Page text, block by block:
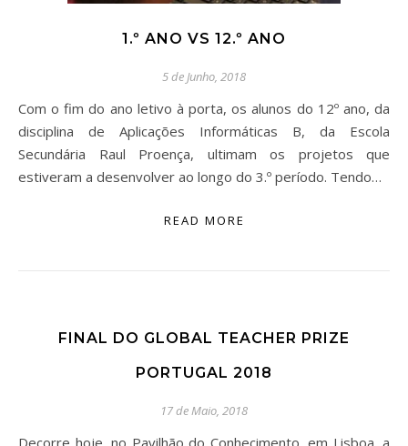
1.º ANO VS 12.º ANO
5 de Junho, 2018
Com o fim do ano letivo à porta, os alunos do 12º ano, da
disciplina de Aplicações Informáticas B, da Escola
Secundária Raul Proença, ultimam os projetos que
estiveram a desenvolver ao longo do 3.º período. Tendo…
READ MORE
FINAL DO GLOBAL TEACHER PRIZE
PORTUGAL 2018
17 de Maio, 2018
Decorre hoje, no Pavilhão do Conhecimento, em Lisboa, a